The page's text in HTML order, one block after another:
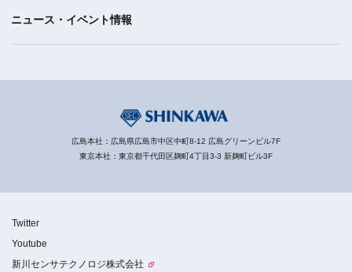
ニュース・イベント情報
広島本社：広島県広島市中区中町8-12 広島グリーンビル7F
東京本社：東京都千代田区麹町4丁目3-3 新麹町ビル3F
Twitter
Youtube
新川センサテクノロジ株式会社